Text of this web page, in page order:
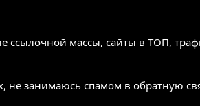
массы, сайты в ТОП,
занимаюсь спамом в обратную